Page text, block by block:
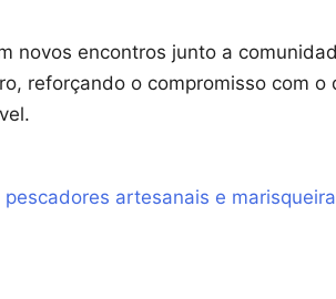
novos encontros junto a
reforçando o compromisso com o